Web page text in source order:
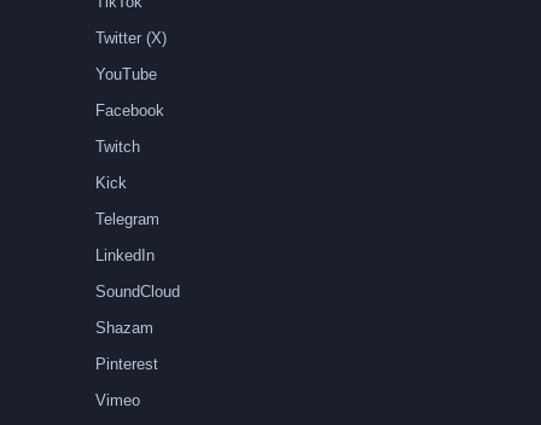
Twitter (X)
YouTube
Facebook
Twitch
Kick
Telegram
LinkedIn
SoundCloud
Shazam
Pinterest
Vimeo